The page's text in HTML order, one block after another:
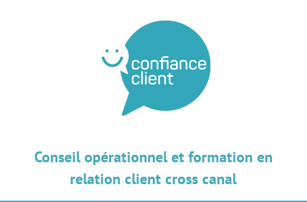
Conseil opérationnel et formation en
relation client cross canal